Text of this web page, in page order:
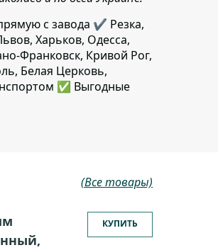
с завода ✔️ Резка,
Харьков, Одесса,
Франковск, Кривой Рог,
Белая Церковь,
✅ Выгодные
(Все товары)
КУПИТЬ